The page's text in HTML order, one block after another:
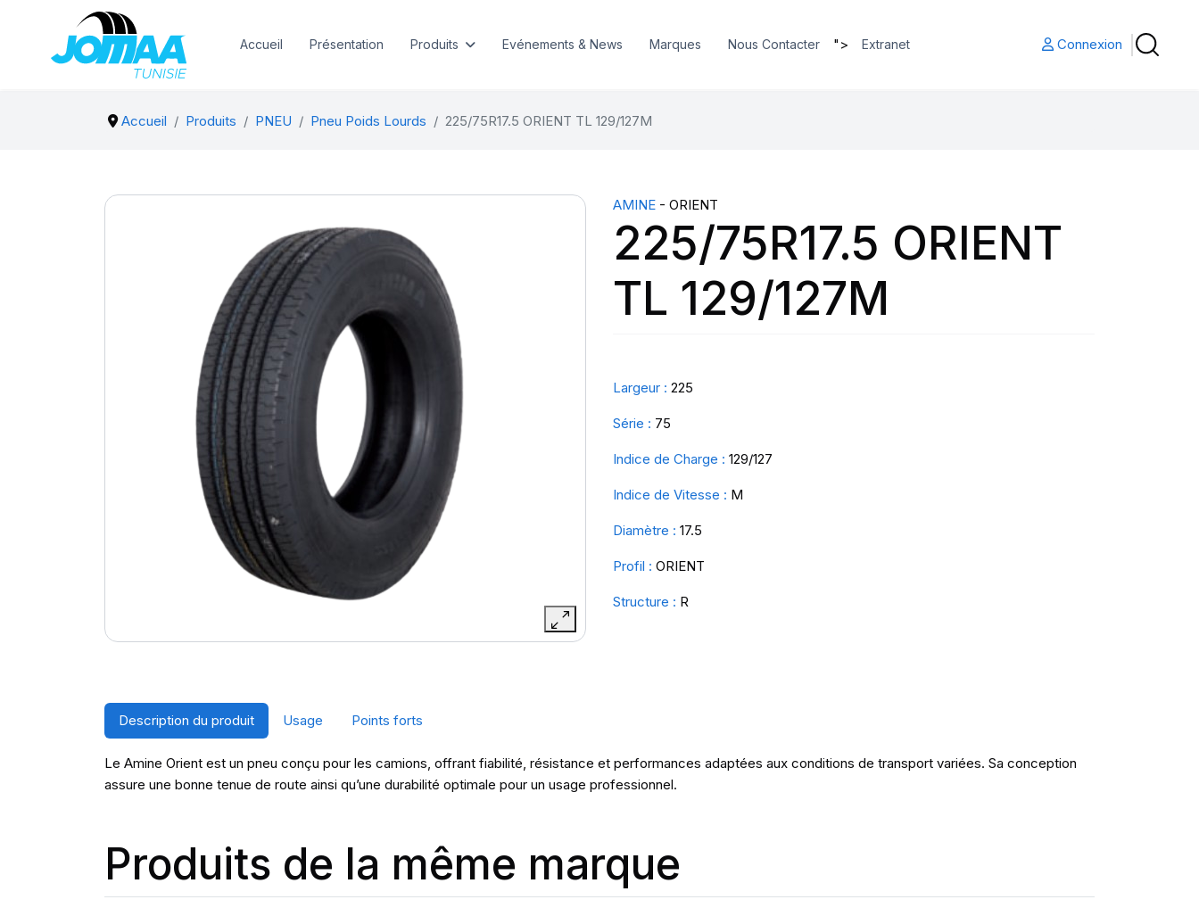
Accueil Présentation Produits Evénements & News Marques Nous Contacter "> Extranet Connexion
Accueil Produits PNEU Pneu Poids Lourds 225/75R17.5 ORIENT TL 129/127M
AMINE - ORIENT
225/75R17.5 ORIENT
TL 129/127M
Largeur : 225
Série : 75
Indice de Charge : 129/127
Indice de Vitesse : M
Diamètre : 17.5
Profil : ORIENT
Structure : R
Description du produit Usage Points forts
Le Amine Orient est un pneu conçu pour les camions, offrant fiabilité, résistance et performances adaptées aux conditions de transport variées. Sa conception
assure une bonne tenue de route ainsi qu’une durabilité optimale pour un usage professionnel.
Produits de la même marque